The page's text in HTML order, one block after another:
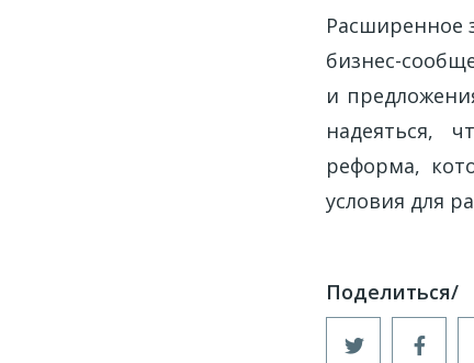
Расширенное
бизнес-
и
надеяться,
реформа,
условия для